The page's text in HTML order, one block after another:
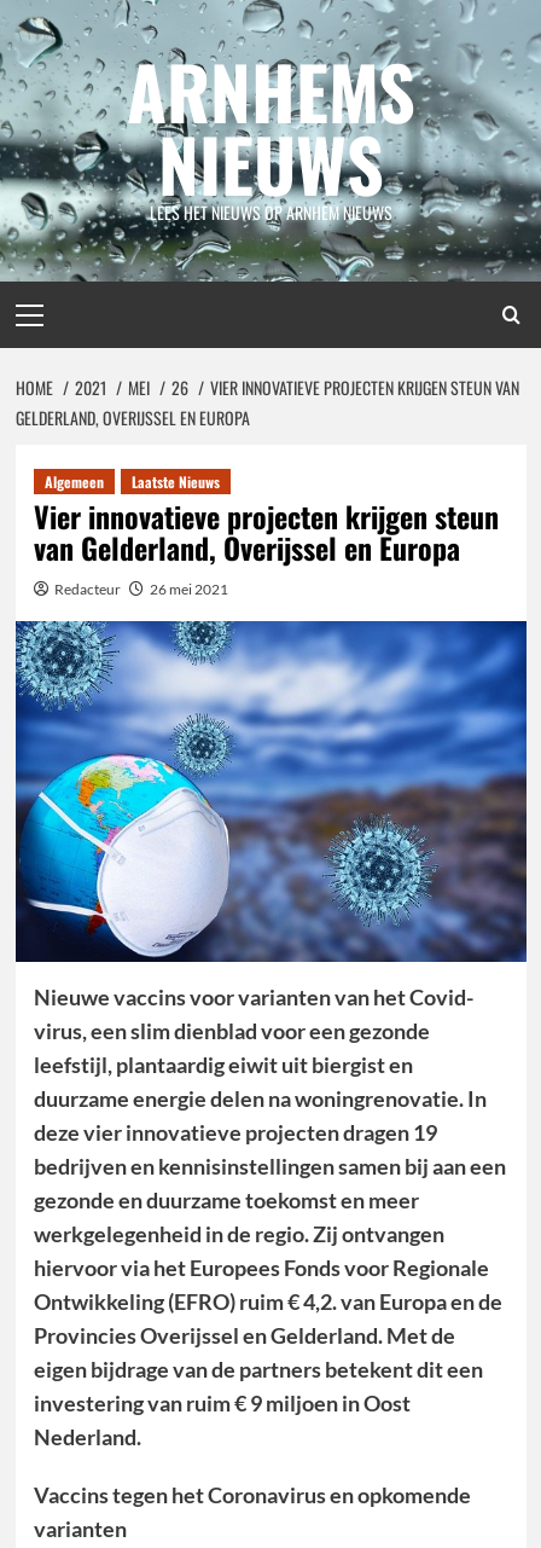
Spring
naar
inhoud
ARNHEMS
NIEUWS
LEES HET NIEUWS OP ARNHEM NIEUWS
menu
HOME 2021 MEI 26
VIER INNOVATIEVE PROJECTEN KRIJGEN STEUN VAN
GELDERLAND, OVERIJSSEL EN EUROPA
Algemeen Laatste Nieuws
Vier innovatieve projecten krijgen steun
van Gelderland, Overijssel en Europa
Redacteur 26 mei 2021
Nieuwe vaccins voor varianten van het Covid-
virus, een slim dienblad voor een gezonde
leefstijl, plantaardig eiwit uit biergist en
duurzame energie delen na woningrenovatie. In
deze vier innovatieve projecten dragen 19
bedrijven en kennisinstellingen samen bij aan een
gezonde en duurzame toekomst en meer
werkgelegenheid in de regio. Zij ontvangen
hiervoor via het Europees Fonds voor Regionale
Ontwikkeling (EFRO) ruim € 4,2. van Europa en de
Provincies Overijssel en Gelderland. Met de
eigen bijdrage van de partners betekent dit een
investering van ruim € 9 miljoen in Oost
Nederland.
Vaccins tegen het Coronavirus en opkomende
varianten